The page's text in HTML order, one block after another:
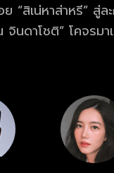
“สิเน่หาส่าหรี” สู่
ดาโชติ” โคจรมา
เดินทางไปปกป้อ
ขลัง